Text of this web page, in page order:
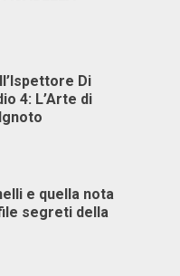
Di
4: L’Arte di
e quella nota
segreti della